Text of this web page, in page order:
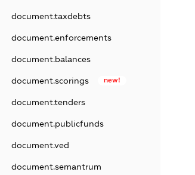
document.taxdebts
document.enforcements
document.balances
document.scorings new!
document.tenders
document.publicfunds
document.ved
document.semantrum